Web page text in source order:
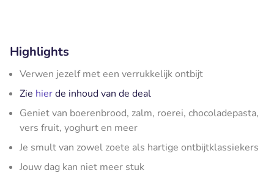
Highlights
Verwen jezelf met een verrukkelijk ontbijt
Zie hierde inhoud van de deal
Geniet van boerenbrood, zalm, roerei, chocoladepasta,
vers fruit, yoghurt en meer
Je smult van zowel zoete als hartige ontbijtklassiekers
Jouw dag kan niet meer stuk